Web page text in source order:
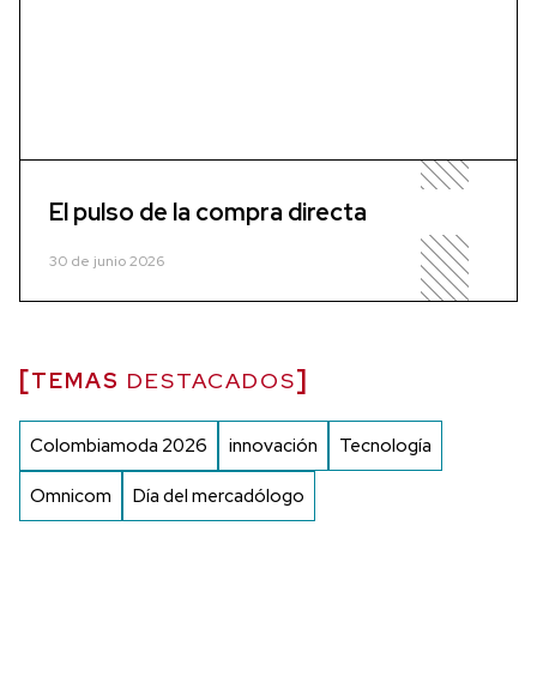
El pulso de la compra directa
30 de junio 2026
TEMAS DESTACADOS
Colombiamoda 2026 innovación Tecnología
Omnicom Día del mercadólogo